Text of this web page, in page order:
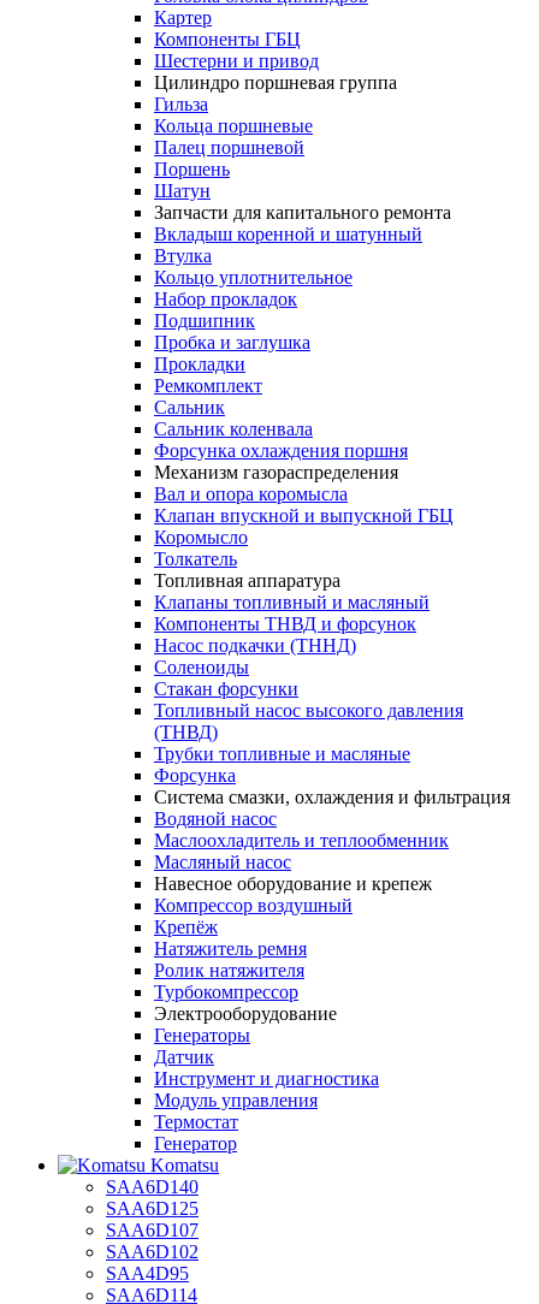
Картер
Компоненты ГБЦ
Шестерни и привод
Цилиндро поршневая группа
Гильза
Кольца поршневые
Палец поршневой
Поршень
Шатун
Запчасти для капитального ремонта
Вкладыш коренной и шатунный
Втулка
Кольцо уплотнительное
Набор прокладок
Подшипник
Пробка и заглушка
Прокладки
Ремкомплект
Сальник
Сальник коленвала
Форсунка охлаждения поршня
Механизм газораспределения
Вал и опора коромысла
Клапан впускной и выпускной ГБЦ
Коромысло
Толкатель
Топливная аппаратура
Клапаны топливный и масляный
Компоненты ТНВД и форсунок
Насос подкачки (ТННД)
Соленоиды
Стакан форсунки
Топливный насос высокого давления
(ТНВД)
Трубки топливные и масляные
Форсунка
Система смазки, охлаждения и фильтрация
Водяной насос
Маслоохладитель и теплообменник
Масляный насос
Навесное оборудование и крепеж
Компрессор воздушный
Крепёж
Натяжитель ремня
Ролик натяжителя
Турбокомпрессор
Электрооборудование
Генераторы
Датчик
Инструмент и диагностика
Модуль управления
Термостат
Генератор
Komatsu
SAA6D140
SAA6D125
SAA6D107
SAA6D102
SAA4D95
SAA6D114